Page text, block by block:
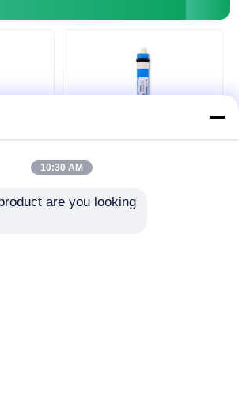
บางผสม RO ผิวหนังการ
บัดน้ํา
10:30 AM
are you looking